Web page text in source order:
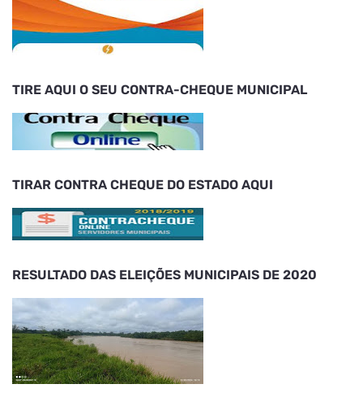
TIRE AQUI O SEU CONTRA-CHEQUE MUNICIPAL
TIRAR CONTRA CHEQUE DO ESTADO AQUI
RESULTADO DAS ELEIÇÕES MUNICIPAIS DE 2020